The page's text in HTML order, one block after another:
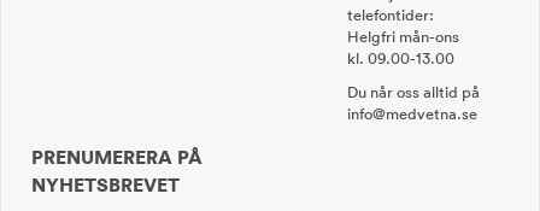
telefontider:
Helgfri mån-ons
kl. 09.00-13.00
Du når oss alltid på
info@medvetna.se
PRENUMERERA PÅ
NYHETSBREVET